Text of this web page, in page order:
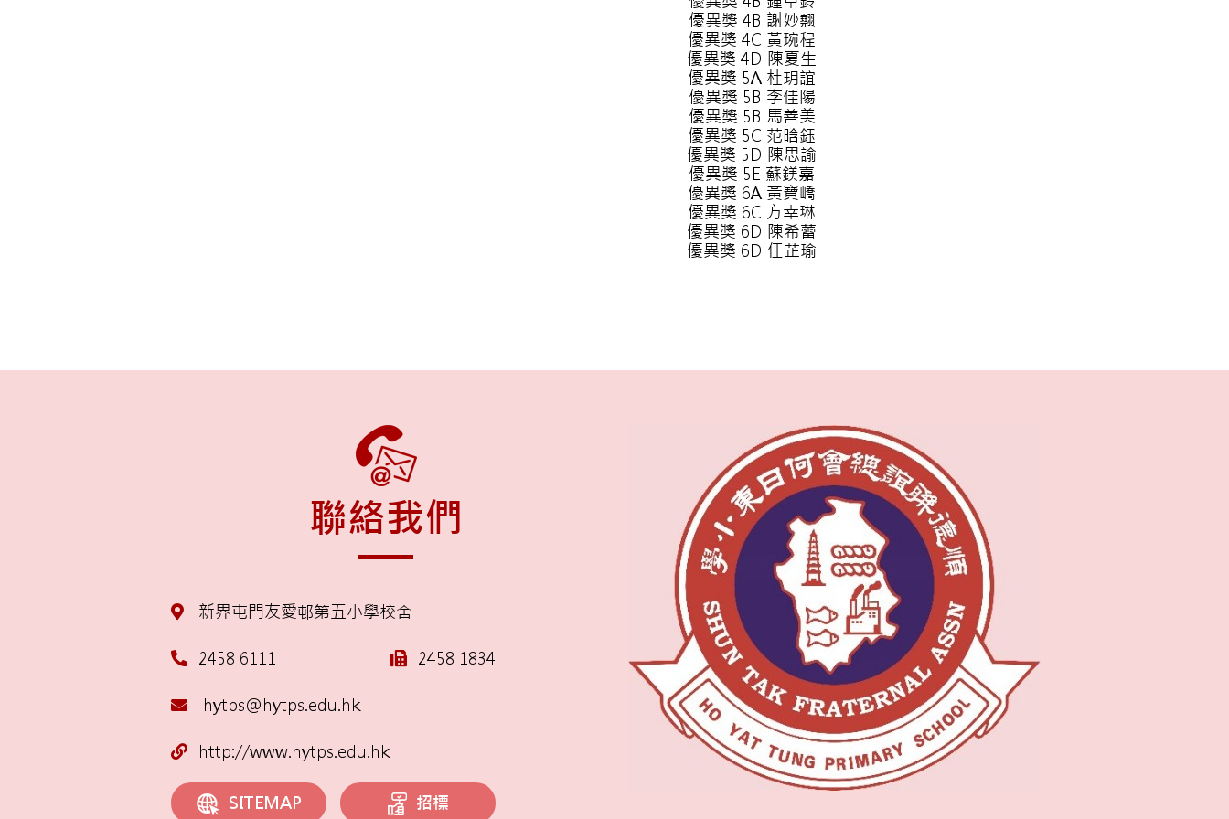
優異獎 4B 謝妙翹
優異獎 4C 黃琬程
優異獎 4D 陳夏生
優異獎 5A 杜玥誼
優異獎 5B 李佳陽
優異獎 5B 馬善美
優異獎 5C 范晗鈺
優異獎 5D 陳思諭
優異獎 5E 蘇鎂嘉
優異獎 6A 黃寶嶠
優異獎 6C 方幸琳
優異獎 6D 陳希蕾
優異獎 6D 任芷瑜
聯絡我們
新界屯門友愛邨第五小學校舍
2458 6111 2458 1834
hytps@hytps.edu.hk
http://www.hytps.edu.hk
SITEMAP 招標